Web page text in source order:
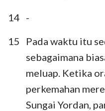
22
23 24
14 -
15
Pada waktu itu
sebagaimana
meluap. Ketika
perkemahan
Sungai Yordan,